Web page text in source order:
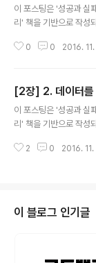
고 한 대가 담당하는 사
기 위해서는 클라이언트
배하는 방법이 가장 간
이 포스팅은 '성공과 실
리' 책을 기반으로 작성
게 패킷을 상대에게 송
먼저 패킷의 송신처가
가장 가까운 중계장치에
킷의 헤더를 조사하여
은 것을 사용한다. 헤더
0 0 2016. 11.
[2장] 2. 데이터를
이 포스팅은 '성공과 실
리' 책을 기반으로 작성
를 넘긴다. 접속 동작을
내부이 있는 송신용 버
이유는 송신 의뢰가 올
트워크 효율이 떨어지
데이터를 저장하는가
2 0 2016. 11.
이 블로그 인기글